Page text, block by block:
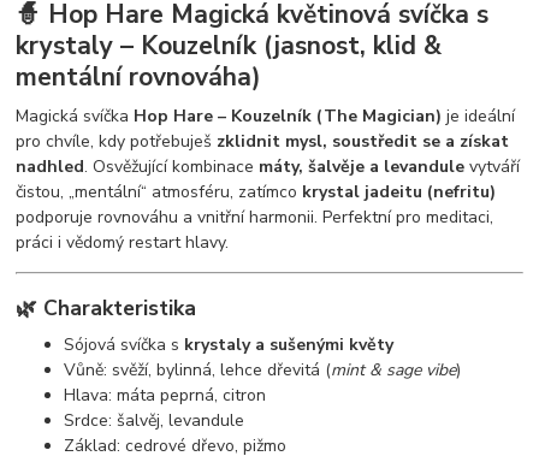
🧙 Hop Hare Magická květinová svíčka s
krystaly – Kouzelník (jasnost, klid &
mentální rovnováha)
Magická svíčka Hop Hare – Kouzelník (The Magician) je ideální
pro chvíle, kdy potřebuješ zklidnit mysl, soustředit se a získat
nadhled. Osvěžující kombinace máty, šalvěje a levandule vytváří
čistou, „mentální“ atmosféru, zatímco krystal jadeitu (nefritu)
podporuje rovnováhu a vnitřní harmonii. Perfektní pro meditaci,
práci i vědomý restart hlavy.
🌿 Charakteristika
Sójová svíčka s krystaly a sušenými květy
Vůně: svěží, bylinná, lehce dřevitá (mint & sage vibe)
Hlava: máta peprná, citron
Srdce: šalvěj, levandule
Základ: cedrové dřevo, pižmo